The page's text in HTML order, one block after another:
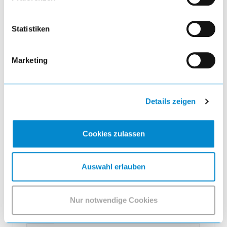
Statistiken
Marketing
Details zeigen
Cookies zulassen
Auswahl erlauben
Nur notwendige Cookies
Werkzeughalter
Werkzeughalter zum Selberbohren 65.6mm
geschraubt, für Belegungsmuster B, rot
Produktmenge auswählen und in